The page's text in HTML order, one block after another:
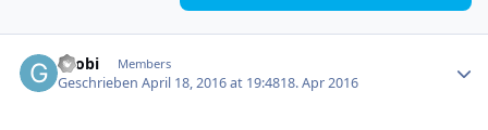
Grobi Members
GeschriebenApril 18, 2016 at 19:4818. Apr 2016